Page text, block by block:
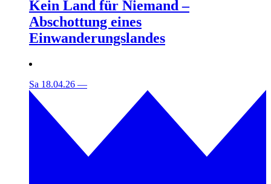
Kein Land für Niemand –
Abschottung eines
Einwanderungslandes
Sa 18.04.26 —